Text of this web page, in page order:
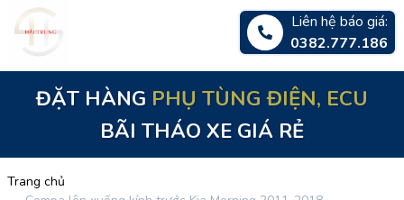
Liên hệ báo giá:
0382.777.186
ĐẶT HÀNG PHỤ TÙNG ĐIỆN, ECU
BÃI THÁO XE GIÁ RẺ
Trang chủ